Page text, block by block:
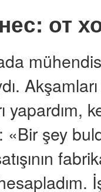
от
«Bir şey